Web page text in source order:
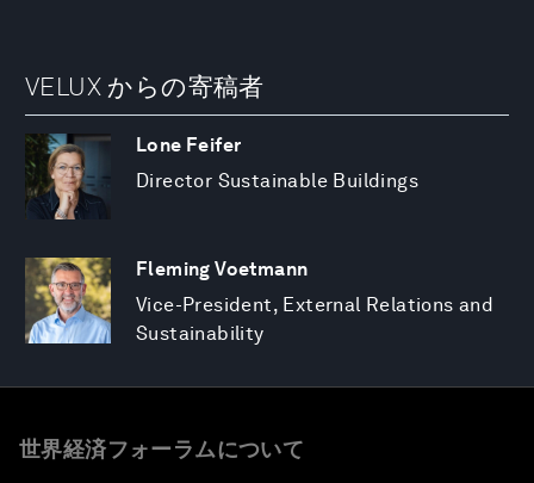
VELUX からの寄稿者
Lone Feifer
Director Sustainable Buildings
Fleming Voetmann
Vice-President, External Relations and
Sustainability
世界経済フォーラムについて